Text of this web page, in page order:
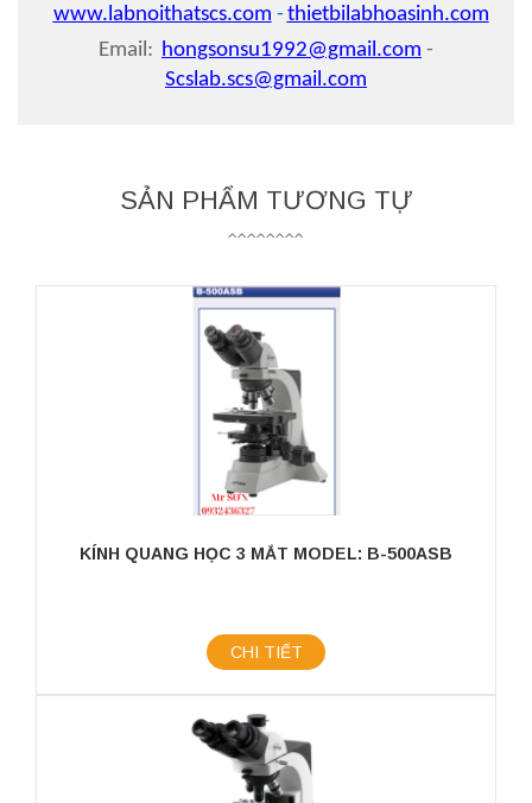
www.labnoithatscs.com -thietbilabhoasinh.com
Email: hongsonsu1992@gmail.com -
Scslab.scs@gmail.com
SẢN PHẨM TƯƠNG TỰ
KÍNH QUANG HỌC 3 MẮT MODEL: B-500ASB
CHI TIẾT